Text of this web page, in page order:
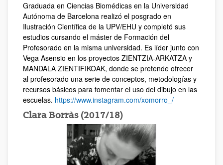
Graduada en Ciencias Biomédicas en la Universidad
Autónoma de Barcelona realizó el posgrado en
Ilustración Científica de la UPV/EHU y completó sus
estudios cursando el máster de Formación del
Profesorado en la misma universidad. Es líder junto con
Vega Asensio en los proyectos ZIENTZIA-ARKATZA y
MANDALA ZIENTIFIKOAK, donde se pretende ofrecer
al profesorado una serie de conceptos, metodologías y
recursos básicos para fomentar el uso del dibujo en las
escuelas. https://www.instagram.com/xomorro_/
Clara Borràs (2017/18)